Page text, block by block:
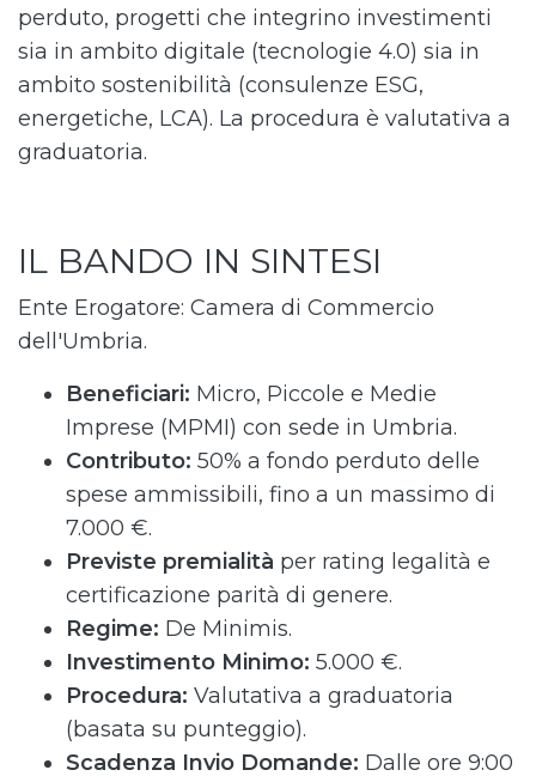
perduto, progetti che integrino investimenti
sia in ambito digitale (tecnologie 4.0) sia in
ambito sostenibilità (consulenze ESG,
energetiche, LCA). La procedura è valutativa a
graduatoria.
IL BANDO IN SINTESI
Ente Erogatore: Camera di Commercio
dell'Umbria.
Beneficiari: Micro, Piccole e Medie
Imprese (MPMI) con sede in Umbria.
Contributo: 50% a fondo perduto delle
spese ammissibili, fino a un massimo di
7.000 €.
Previste premialità per rating legalità e
certificazione parità di genere.
Regime: De Minimis.
Investimento Minimo: 5.000 €.
Procedura: Valutativa a graduatoria
(basata su punteggio).
Scadenza Invio Domande: Dalle ore 9:00